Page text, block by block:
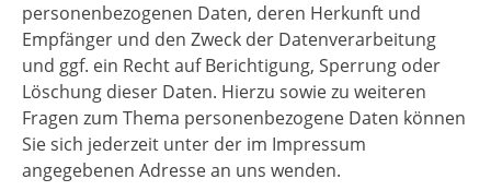
personenbezogenen Daten, deren Herkunft und
Empfänger und den Zweck der Datenverarbeitung
und ggf. ein Recht auf Berichtigung, Sperrung oder
Löschung dieser Daten. Hierzu sowie zu weiteren
Fragen zum Thema personenbezogene Daten können
Sie sich jederzeit unter der im Impressum
angegebenen Adresse an uns wenden.